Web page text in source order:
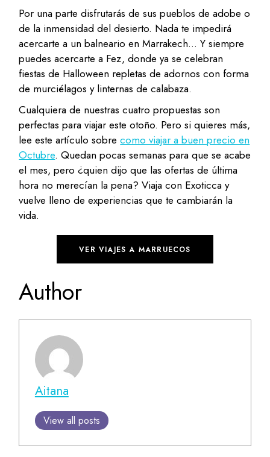
Por una parte disfrutarás de sus pueblos de adobe o
de la inmensidad del desierto. Nada te impedirá
acercarte a un balneario en Marrakech… Y siempre
puedes acercarte a Fez, donde ya se celebran
fiestas de Halloween repletas de adornos con forma
de murciélagos y linternas de calabaza.
Cualquiera de nuestras cuatro propuestas son
perfectas para viajar este otoño. Pero si quieres más,
lee este artículo sobrecomo viajar a buen precio en
Octubre. Quedan pocas semanas para que se acabe
el mes, pero ¿quien dijo que las ofertas de última
hora no merecían la pena? Viaja con Exoticca y
vuelve lleno de experiencias que te cambiarán la
vida.
VER VIAJES A MARRUECOS
Author
Aitana
View all posts